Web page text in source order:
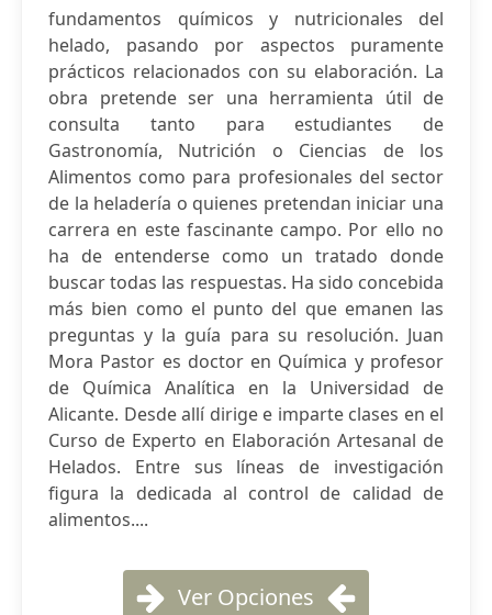
fundamentos químicos y nutricionales del
helado, pasando por aspectos puramente
prácticos relacionados con su elaboración. La
obra pretende ser una herramienta útil de
consulta tanto para estudiantes de
Gastronomía, Nutrición o Ciencias de los
Alimentos como para profesionales del sector
de la heladería o quienes pretendan iniciar una
carrera en este fascinante campo. Por ello no
ha de entenderse como un tratado donde
buscar todas las respuestas. Ha sido concebida
más bien como el punto del que emanen las
preguntas y la guía para su resolución. Juan
Mora Pastor es doctor en Química y profesor
de Química Analítica en la Universidad de
Alicante. Desde allí dirige e imparte clases en el
Curso de Experto en Elaboración Artesanal de
Helados. Entre sus líneas de investigación
figura la dedicada al control de calidad de
alimentos....
Ver Opciones